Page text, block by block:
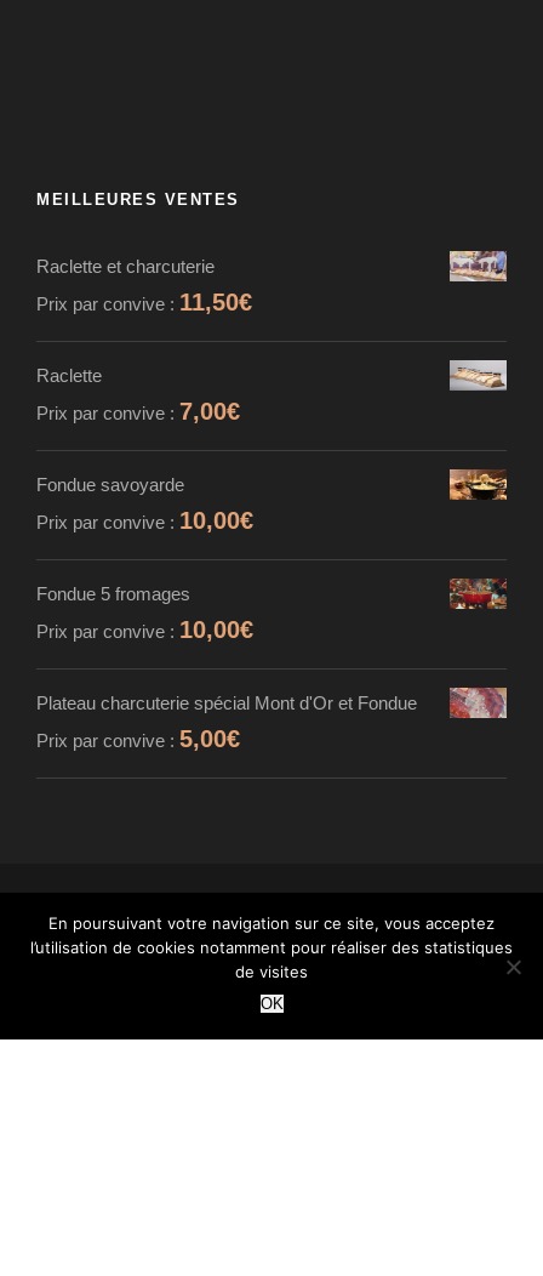
MEILLEURES VENTES
Raclette et charcuterie
Prix par convive : 11,50€
Raclette
Prix par convive : 7,00€
Fondue savoyarde
Prix par convive : 10,00€
Fondue 5 fromages
Prix par convive : 10,00€
Plateau charcuterie spécial Mont d'Or et Fondue
Prix par convive : 5,00€
© MAISON CARDINET - FROMAGER AFFINEUR
- TOUS DROITS RÉSERVÉS - INTÉGRATION :
WANT
En poursuivant votre navigation sur ce site, vous acceptez
l’utilisation de cookies notamment pour réaliser des statistiques
de visites
OK